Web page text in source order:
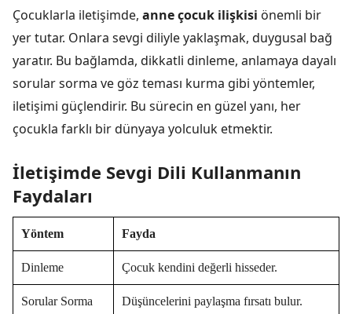
Çocuklarla iletişimde, anne çocuk ilişkisi önemli bir
yer tutar. Onlara sevgi diliyle yaklaşmak, duygusal bağ
yaratır. Bu bağlamda, dikkatli dinleme, anlamaya dayalı
sorular sorma ve göz teması kurma gibi yöntemler,
iletişimi güçlendirir. Bu sürecin en güzel yanı, her
çocukla farklı bir dünyaya yolculuk etmektir.
İletişimde Sevgi Dili Kullanmanın
Faydaları
Yöntem Fayda
Dinleme Çocuk kendini değerli hisseder.
Sorular Sorma Düşüncelerini paylaşma fırsatı bulur.